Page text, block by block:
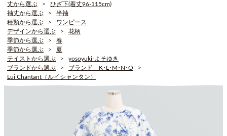
丈から選ぶ
ひざ下(着丈96-115cm)
袖丈から選ぶ
半袖
種類から選ぶ
ワンピース
デザインから選ぶ
花柄
季節から選ぶ
春
季節から選ぶ
夏
テイストから選ぶ
yosoyuki-よそゆき
ブランドから選ぶ
ブランド K･L･M･N･O
Lui Chantant（ルイシャンタン）